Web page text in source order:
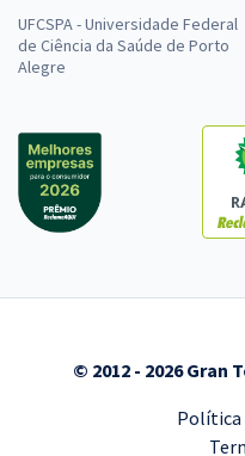
UFCSPA - Universidade Federal
de Ciência da Saúde de Porto
Alegre
© 2012 - 2026 Gran
Política